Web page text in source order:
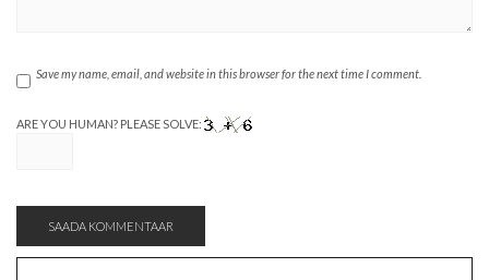
Save my name, email, and website in this browser for the next time I comment.
ARE YOU HUMAN? PLEASE SOLVE: